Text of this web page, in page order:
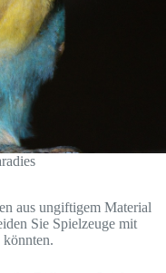
aus ungiftigem Material
Sie Spielzeuge mit
könnten.